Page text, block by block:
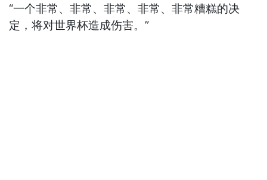
“一个非常、非常、非常、非常、非常糟糕的决
定，将对世界杯造成伤害。”